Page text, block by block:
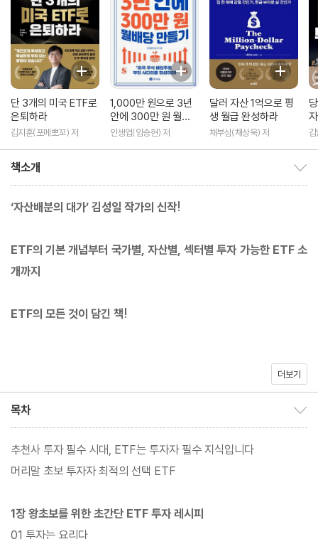
단 3개의 미국 ETF로
은퇴하라
김지훈(포메뽀꼬) 저
1,000만 원으로 3년
안에 300만 원 월배
당 만들기
인생업(임승현) 저
달러 자산 1억으로 평
생 월급 완성하라
채부심(채상욱) 저 김
책소개
‘자산배분의 대가’ 김성일 작가의 신작!
ETF의 기본 개념부터 국가별, 자산별, 섹터별 투자 가능한 ETF 소
개까지
ETF의 모든 것이 담긴 책!
작으로 ETF의 기본 개념과 용어 설명은 물론이고 국가별?자산별?
섹터별 투자 가능한 ETF들과 투자성과까지 조사한 책이다.
ETF의 가장 큰 장점은 주식, 채권, 부동산, 상품, 통화, 해외 투자 등
더보기
목차
추천사 투자 필수 시대, ETF는 투자자 필수 지식입니다
머리말 초보 투자자 최적의 선택 ETF
1장 왕초보를 위한 초간단 ETF 투자 레시피
01 투자는 요리다